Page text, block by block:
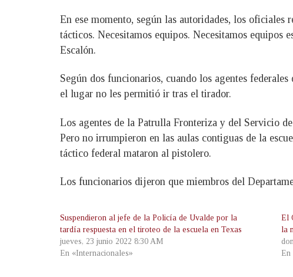
En ese momento, según las autoridades, los
tácticos. Necesitamos equipos. Necesitamos equipos
Escalón.
Según dos funcionarios, cuando los agentes
el lugar no les permitió ir tras el tirador.
Los agentes de la Patrulla Fronteriza y del Servicio
Pero no irrumpieron en las aulas contiguas de la
táctico federal mataron al pistolero.
Los funcionarios dijeron que miembros del
Suspendieron al jefe de la Policía de Uvalde por la
tardía respuesta en el tiroteo de la escuela en Texas
jueves, 23 junio 2022 8:30 AM
En «Internacionales»
El
la
En